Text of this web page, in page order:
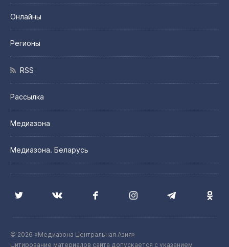
Онлайны
Регионы
RSS
Рассылка
Медиазона
Медиазона. Беларусь
© 2026 «Медиазона Центральная Азия»
Цитирование материалов сайта допускается с указанием